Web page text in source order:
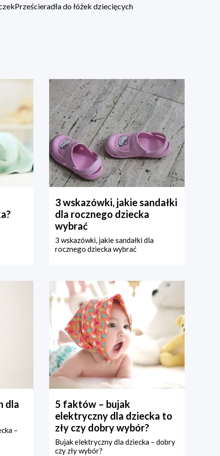
Prześcieradła do łóżek dziecięcych
3 wskazówki, jakie sandałki
dla rocznego dziecka
wybrać
3 wskazówki, jakie sandałki dla
rocznego dziecka wybrać
dla
–
5 faktów – bujak
elektryczny dla dziecka to
zły czy dobry wybór?
Bujak elektryczny dla dziecka – dobry
czy zły wybór?